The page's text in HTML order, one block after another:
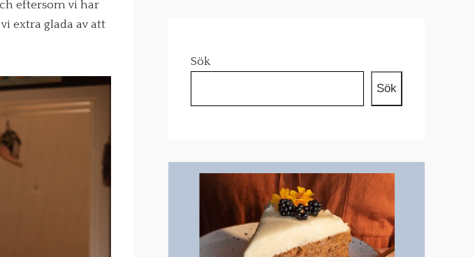
eftersom vi har
extra glada av att
Sök
Sök